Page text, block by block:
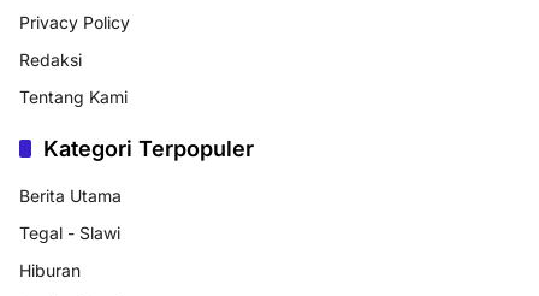
Privacy Policy
Redaksi
Tentang Kami
Kategori Terpopuler
Berita Utama
Tegal - Slawi
Hiburan